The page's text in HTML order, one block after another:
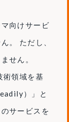
向けサービ
。 ただし、
せん。
術領域を基
）」と
サービスを